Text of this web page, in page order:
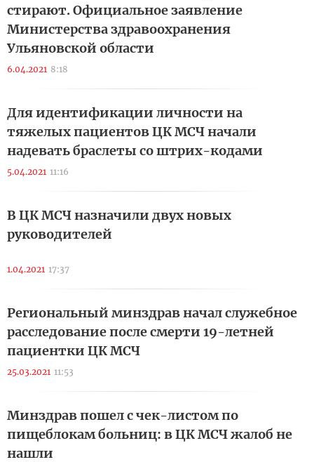
стирают. Официальное заявление
Министерства здравоохранения
Ульяновской области
6.04.2021 8:18
Для идентификации личности на
тяжелых пациентов ЦК МСЧ начали
надевать браслеты со штрих-кодами
5.04.2021 11:16
В ЦК МСЧ назначили двух новых
руководителей
1.04.2021 17:37
Региональный минздрав начал служебное
расследование после смерти 19-летней
пациентки ЦК МСЧ
25.03.2021 11:53
Минздрав пошел с чек-листом по
пищеблокам больниц: в ЦК МСЧ жалоб не
нашли